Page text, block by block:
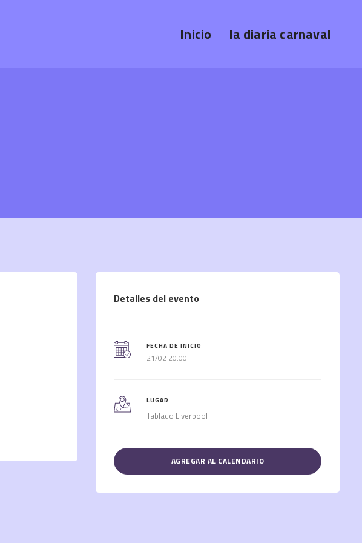
Inicio la diaria carnaval
Detalles del evento
FECHA DE INICIO
21/02 20:00
LUGAR
Tablado Liverpool
AGREGAR AL CALENDARIO